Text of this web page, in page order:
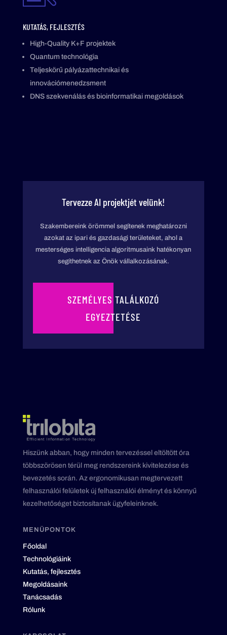
KUTATÁS, FEJLESZTÉS
High-Quality K+F projektek
Quantum technológia
Teljeskörű pályázattechnikai és
innovációmenedzsment
DNS szekvenálás és bioinformatikai megoldások
Tervezze AI projektjét velünk!
Szakembereink örömmel segítenek meghatározni
azokat az ipari és gazdasági területeket, ahol a
mesterséges intelligencia algoritmusaink hatékonyan
segíthetnek az Önök vállalkozásának.
SZEMÉLYES TALÁLKOZÓ
EGYEZTETÉSE
Hiszünk abban, hogy minden tervezéssel eltöltött óra
többszörösen térül meg rendszereink kivitelezése és
bevezetés során. Az ergonomikusan megtervezett
felhasználói felületek új felhasználói élményt és könnyű
kezelhetőséget biztosítanak ügyfeleinknek.
MENÜPONTOK
Főoldal
Technológiáink
Kutatás, fejlesztés
Megoldásaink
Tanácsadás
Rólunk